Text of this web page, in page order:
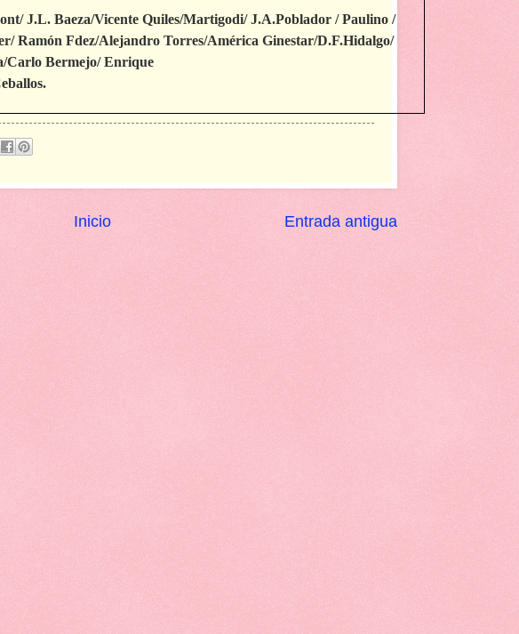
J.L. Baeza/Vicente Quiles/Martigodi/ J.A.Poblador / Paulino /
Ramón Fdez/Alejandro Torres/América Ginestar/D.F.Hidalgo/
Carlo Bermejo/ Enrique
Entrada antigua
Inicio